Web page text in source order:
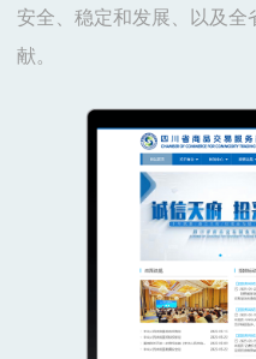
安全、稳定和发展、以及
献。